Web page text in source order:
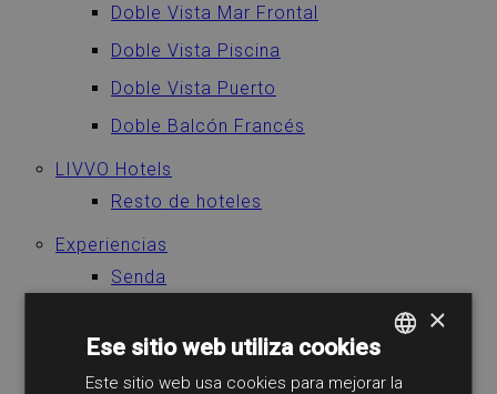
Doble Vista Mar Frontal
Doble Vista Piscina
Doble Vista Puerto
Doble Balcón Francés
LIVVO Hotels
Resto de hoteles
Experiencias
Senda
Reserva
SPANISH
×
Ese sitio web utiliza cookies
Este sitio web usa cookies para mejorar la